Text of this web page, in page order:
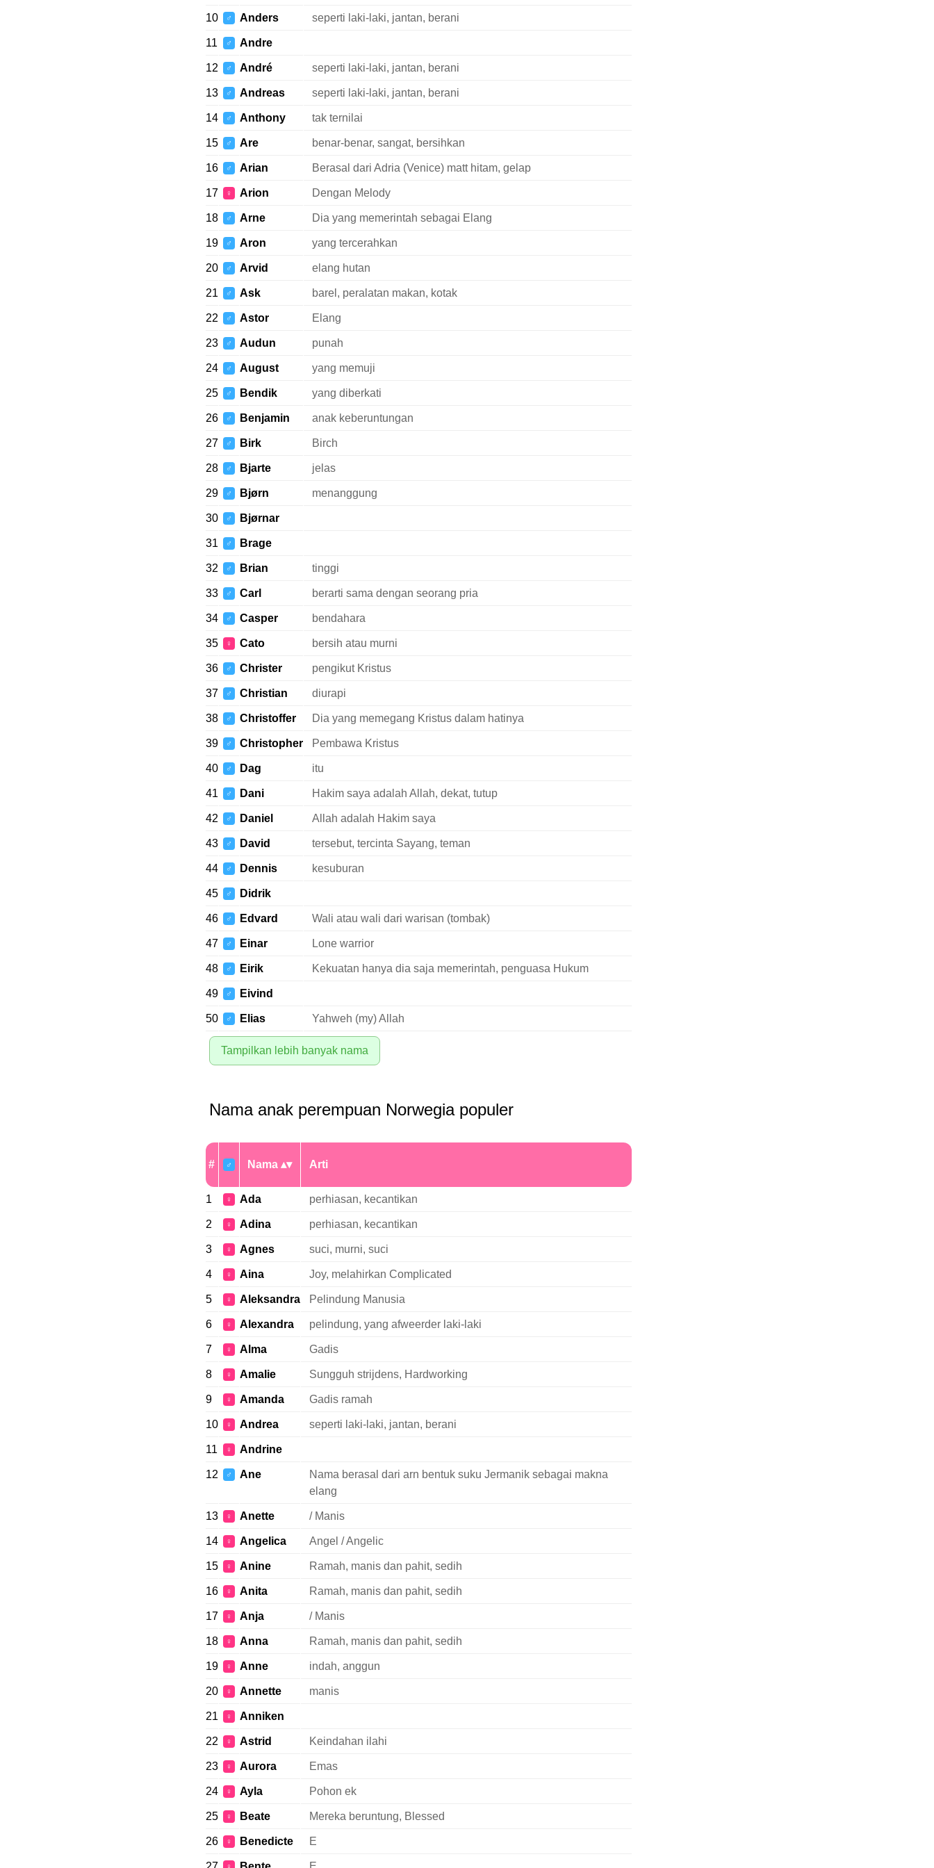
10 ♂ Anders seperti laki-laki, jantan, berani
11 ♂ Andre
12 ♂ André seperti laki-laki, jantan, berani
13 ♂ Andreas seperti laki-laki, jantan, berani
14 ♂ Anthony tak ternilai
15 ♂ Are benar-benar, sangat, bersihkan
16 ♂ Arian Berasal dari Adria (Venice) matt hitam, gelap
17 ♀ Arion Dengan Melody
18 ♂ Arne Dia yang memerintah sebagai Elang
19 ♂ Aron yang tercerahkan
20 ♂ Arvid elang hutan
21 ♂ Ask barel, peralatan makan, kotak
22 ♂ Astor Elang
23 ♂ Audun punah
24 ♂ August yang memuji
25 ♂ Bendik yang diberkati
26 ♂ Benjamin anak keberuntungan
27 ♂ Birk Birch
28 ♂ Bjarte jelas
29 ♂ Bjørn menanggung
30 ♂ Bjørnar
31 ♂ Brage
32 ♂ Brian tinggi
33 ♂ Carl berarti sama dengan seorang pria
34 ♂ Casper bendahara
35 ♀ Cato bersih atau murni
36 ♂ Christer pengikut Kristus
37 ♂ Christian diurapi
38 ♂ Christoffer Dia yang memegang Kristus dalam hatinya
39 ♂ Christopher Pembawa Kristus
40 ♂ Dag itu
41 ♂ Dani Hakim saya adalah Allah, dekat, tutup
42 ♂ Daniel Allah adalah Hakim saya
43 ♂ David tersebut, tercinta Sayang, teman
44 ♂ Dennis kesuburan
45 ♂ Didrik
46 ♂ Edvard Wali atau wali dari warisan (tombak)
47 ♂ Einar Lone warrior
48 ♂ Eirik Kekuatan hanya dia saja memerintah, penguasa Hukum
49 ♂ Eivind
50 ♂ Elias Yahweh (my) Allah
Tampilkan lebih banyak nama
Nama anak perempuan Norwegia populer
# ♂ Nama Arti
1 ♀ Ada perhiasan, kecantikan
2 ♀ Adina perhiasan, kecantikan
3 ♀ Agnes suci, murni, suci
4 ♀ Aina Joy, melahirkan Complicated
5 ♀ Aleksandra Pelindung Manusia
6 ♀ Alexandra pelindung, yang afweerder laki-laki
7 ♀ Alma Gadis
8 ♀ Amalie Sungguh strijdens, Hardworking
9 ♀ Amanda Gadis ramah
10 ♀ Andrea seperti laki-laki, jantan, berani
11 ♀ Andrine
12 ♂ Ane
Nama berasal dari arn bentuk suku Jermanik sebagai makna
elang
13 ♀ Anette / Manis
14 ♀ Angelica Angel / Angelic
15 ♀ Anine Ramah, manis dan pahit, sedih
16 ♀ Anita Ramah, manis dan pahit, sedih
17 ♀ Anja / Manis
18 ♀ Anna Ramah, manis dan pahit, sedih
19 ♀ Anne indah, anggun
20 ♀ Annette manis
21 ♀ Anniken
22 ♀ Astrid Keindahan ilahi
23 ♀ Aurora Emas
24 ♀ Ayla Pohon ek
25 ♀ Beate Mereka beruntung, Blessed
26 ♀ Benedicte E